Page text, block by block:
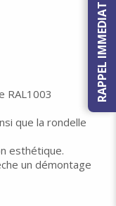
RAL1003
que la rondelle
esthétique.
un démontage
RAPPEL IMMEDIAT